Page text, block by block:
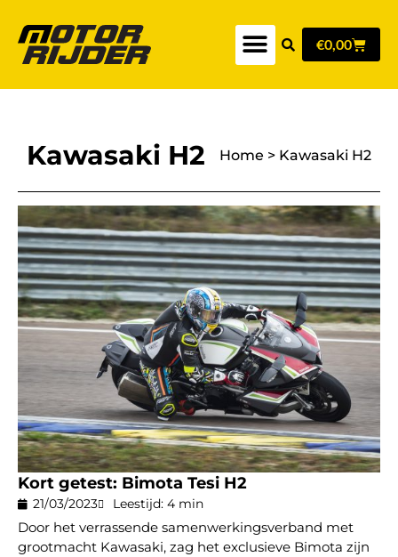
€0,00
Home > Kawasaki H2
Kawasaki H2
Kort getest: Bimota Tesi H2
21/03/2023 Leestijd: 4 min
Door het verrassende samenwerkingsverband met
grootmacht Kawasaki, zag het exclusieve Bimota zijn